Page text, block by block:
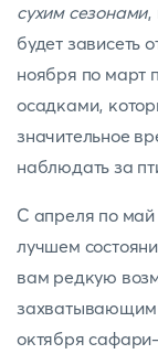
сухим сезонами,
будет зависеть
ноября по март
осадками,
значительное
наблюдать за
С апреля по май
лучшем
вам редкую
захватывающим
октября